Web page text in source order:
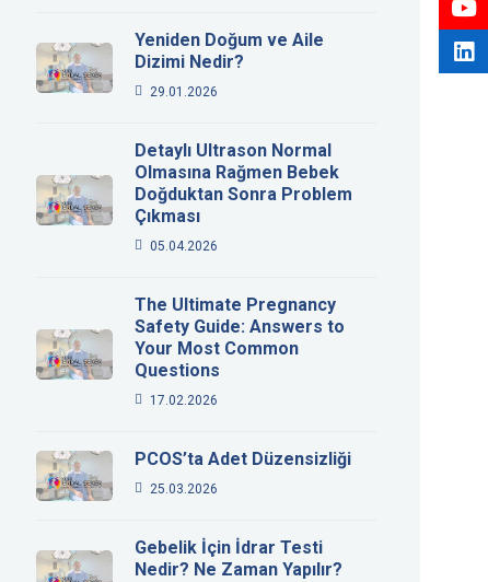
Yeniden Doğum ve Aile
Dizimi Nedir?
29.01.2026
Detaylı Ultrason Normal
Olmasına Rağmen Bebek
Doğduktan Sonra Problem
Çıkması
05.04.2026
The Ultimate Pregnancy
Safety Guide: Answers to
Your Most Common
Questions
17.02.2026
PCOS’ta Adet Düzensizliği
25.03.2026
Gebelik İçin İdrar Testi
Nedir? Ne Zaman Yapılır?